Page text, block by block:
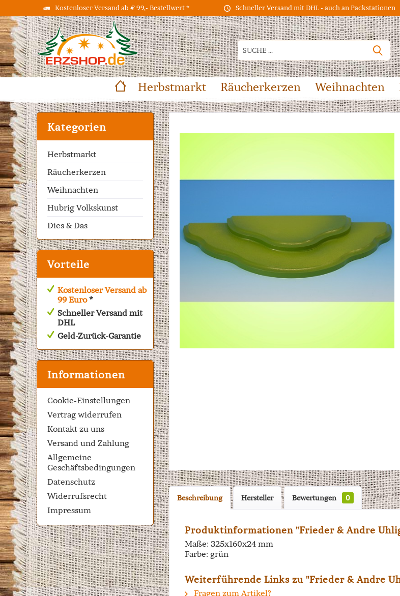
Kostenloser Versand ab € 99,- Bestellwert * Schneller Versand mit DHL - auch an Packstationen
Herbstmarkt Räucherkerzen Weihnachten
Kategorien
Herbstmarkt
Räucherkerzen
Weihnachten
Hubrig Volkskunst
Dies & Das
Vorteile
Kostenloser Versand ab
99 Euro*
Schneller Versand mit
DHL
Geld-Zurück-Garantie
Informationen
Cookie-Einstellungen
Vertrag widerrufen
Kontakt zu uns
Versand und Zahlung
Allgemeine
Geschäftsbedingungen
Datenschutz
Widerrufsrecht
Impressum
Beschreibung Hersteller Bewertungen 0
Produktinformationen "Frieder & Andre
Maße: 325x160x24 mm
Farbe: grün
Weiterführende Links zu "Frieder & Andre
Fragen zum Artikel?